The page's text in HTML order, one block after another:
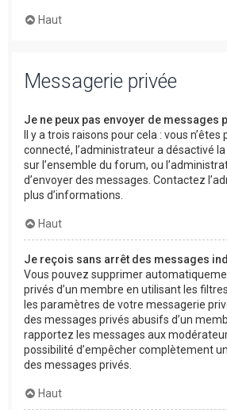
Haut
Messagerie privée
Je ne peux pas envoyer de messages
Il y a trois raisons pour cela : vous
connecté, l’administrateur a désactivé
sur l’ensemble du forum, ou
d’envoyer des messages. Contactez
plus d’informations.
Haut
Je reçois sans arrêt des messages
Vous pouvez supprimer
privés d’un membre en utilisant les
les paramètres de votre messagerie
des messages privés abusifs d’un
rapportez les messages aux
possibilité d’empêcher complètement
des messages privés.
Haut